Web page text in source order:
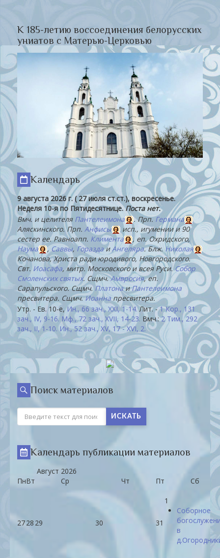
К 185-летию воссоединения белорусских
униатов с Матерью-Церковью
Календарь
9 августа 2026 г. ( 27 июля ст.ст.), воскресенье.
Неделя 10-я по Пятидесятнице.Поста нет.
Вмч. и целителя Пантелеимона . Прп.Германа
Аляскинского. Прп. Анфисы
исп., игумении и 90
сестер ее. Равноапп. Климента
, еп. Охридского,
Наума
, Саввы, Гораздаи Ангеляра. Блж.Николая
Кочанова, Христа ради юродивого, Новгородского.
Свт.Иоасафа, митр. Московского и всея Руси.Собор
Смоленских святых. Сщмч.Амвросия, еп.
Сарапульского. Сщмч. ПлатонаиПантелеимона
пресвитера. Сщмч.Иоаннапресвитера.
Утр. - Ев. 10-е,Ин., 66 зач., XXI, 1-14.Лит. -1 Кор., 131
зач., IV, 9-16. Мф., 72 зач., XVII, 14-23. Вмч.:2 Тим., 292
зач., II, 1-10. Ин., 52 зач., XV, 17 - XVI, 2.
Поиск материалов
ИСКАТЬ
Календарь публикации материалов
Август 2026
ПнВт Ср Чт Пт Сб
2728 29 30 31
1
Соборное
в